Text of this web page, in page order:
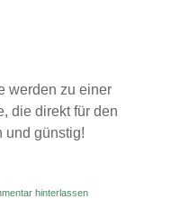
werden zu einer
die direkt für den
und günstig!
hinterlassen